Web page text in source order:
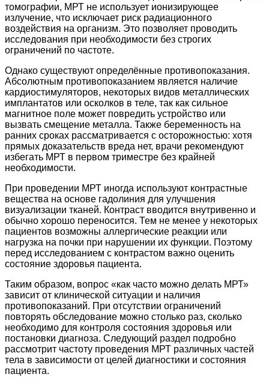
томографии, МРТ не использует ионизирующее
излучение, что исключает риск радиационного
воздействия на организм. Это позволяет проводить
исследования при необходимости без строгих
ограничений по частоте.
Однако существуют определённые противопоказания.
Абсолютным противопоказанием является наличие
кардиостимуляторов, некоторых видов металлических
имплантатов или осколков в теле, так как сильное
магнитное поле может повредить устройство или
вызвать смещение металла. Также беременность на
ранних сроках рассматривается с осторожностью: хотя
прямых доказательств вреда нет, врачи рекомендуют
избегать МРТ в первом триместре без крайней
необходимости.
При проведении МРТ иногда используют контрастные
вещества на основе гадолиния для улучшения
визуализации тканей. Контраст вводится внутривенно и
обычно хорошо переносится. Тем не менее у некоторых
пациентов возможны аллергические реакции или
нагрузка на почки при нарушении их функции. Поэтому
перед исследованием с контрастом важно оценить
состояние здоровья пациента.
Таким образом, вопрос «как часто можно делать МРТ»
зависит от клинической ситуации и наличия
противопоказаний. При отсутствии ограничений
повторять обследование можно столько раз, сколько
необходимо для контроля состояния здоровья или
постановки диагноза. Следующий раздел подробно
рассмотрит частоту проведения МРТ различных частей
тела в зависимости от целей диагностики и состояния
пациента.